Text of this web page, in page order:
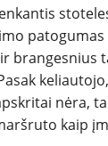
brangesnius
nėra,
kaip